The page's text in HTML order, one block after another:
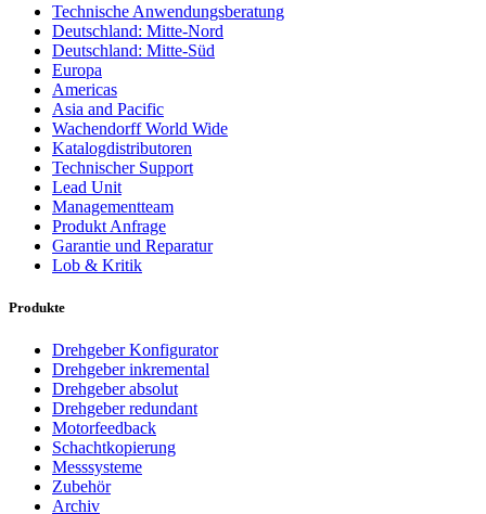
Technische Anwendungsberatung
Deutschland: Mitte-Nord
Deutschland: Mitte-Süd
Europa
Americas
Asia and Pacific
Wachendorff World Wide
Katalogdistributoren
Technischer Support
Lead Unit
Managementteam
Produkt Anfrage
Garantie und Reparatur
Lob & Kritik
Produkte
Drehgeber Konfigurator
Drehgeber inkremental
Drehgeber absolut
Drehgeber redundant
Motorfeedback
Schachtkopierung
Messsysteme
Zubehör
Archiv